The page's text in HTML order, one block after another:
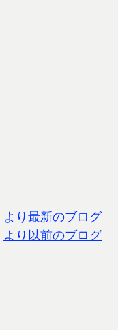
より最新のブログ
より以前のブログ